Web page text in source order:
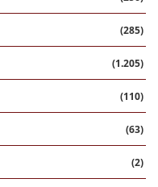
(285)
(1.205)
(110)
(63)
(2)